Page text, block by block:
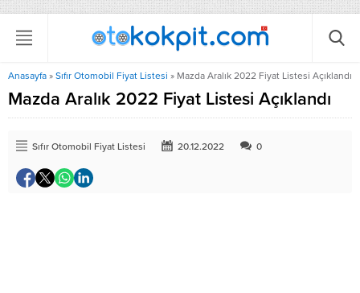
Anasayfa » Sıfır Otomobil Fiyat Listesi » Mazda Aralık 2022 Fiyat Listesi Açıklandı
Mazda Aralık 2022 Fiyat Listesi Açıklandı
Sıfır Otomobil Fiyat Listesi 20.12.2022 0